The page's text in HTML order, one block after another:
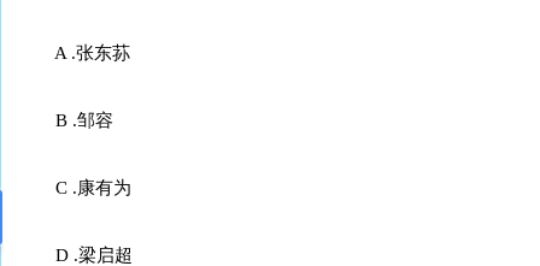
A .张东荪
B .邹容
C .康有为
D .梁启超